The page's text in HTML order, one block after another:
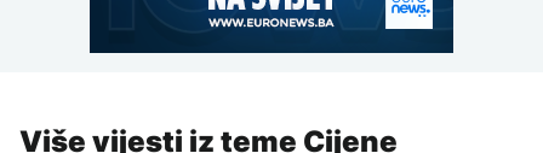
Više vijesti iz teme Cijene